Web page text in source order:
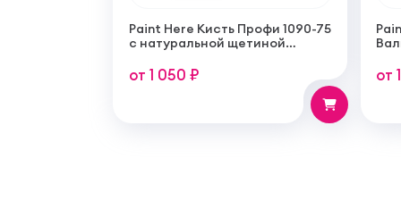
Paint Here Кисть Профи 1090-75
с натуральной щетиной
от 1 050 ₽ от